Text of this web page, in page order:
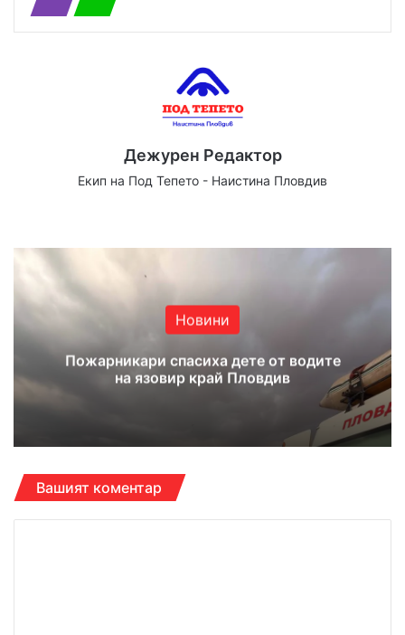
Дежурен Редактор
Екип на Под Тепето - Наистина Пловдив
Новини
Пожарникари спасиха дете от водите
на язовир край Пловдив
Вашият коментар